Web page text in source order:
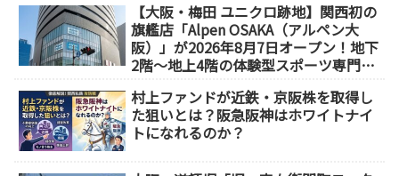
【大阪・梅田 ユニクロ跡地】関西初の
旗艦店「Alpen OSAKA（アルペン大
阪）」が2026年8月7日オープン！地下
2階～地上4階の体験型スポーツ専門店
村上ファンドが近鉄・京阪株を取得し
た狙いとは？阪急阪神はホワイトナイ
トになれるのか？